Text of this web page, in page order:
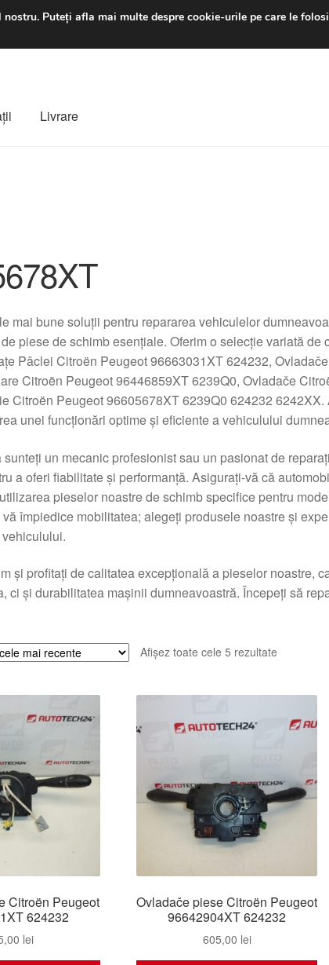
luni-vineri 9 a.m. - 4 p.m.
Livrare
mai bune soluții pentru repararea vehiculelor
piese de schimb esențiale. Oferim o selecție variată de
Pâclei Citroën Peugeot 96663031XT 624232,
Citroën Peugeot 96446859XT 6239Q0, Ovladače
Citroën Peugeot 96605678XT 6239Q0 624232
unei funcționări optime și eficiente a vehiculului
sunteți un mecanic profesionist sau un pasionat de
a oferi fiabilitate și performanță. Asigurați-vă că
pieselor noastre de schimb specifice pentru
împiedice mobilitatea; alegeți produsele noastre și
și profitați de calitatea excepțională a pieselor noastre,
ci și durabilitatea mașinii dumneavoastră. Începeți să
Afișez toate cele 5 rezultateSortat
recente
Citroën Peugeot
624232
lei
Ovladače piese Citroën Peugeot
96642904XT 624232
605,00 lei
nostru. Puteți afla mai multe despre cookie-urile pe care le